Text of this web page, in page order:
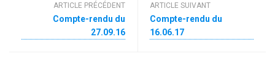
ARTICLE PRÉCÉDENT
Compte-rendu du
27.09.16
ARTICLE SUIVANT
Compte-rendu du
16.06.17